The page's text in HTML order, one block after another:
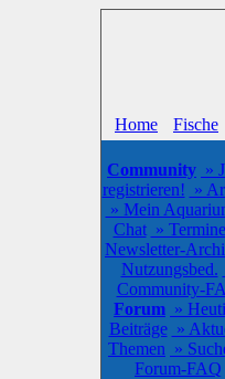
Home Fische
Community »
registrieren! »
» Mein
Chat » Termine
Newsletter-
Nutzungsbed.
Community-
Forum »
Beiträge »
Themen »
Forum-FAQ